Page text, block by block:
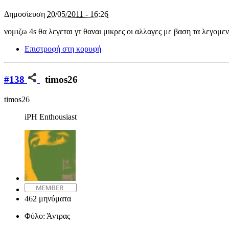
Δημοσίευση 20/05/2011 - 16:26
νομιζω 4s θα λεγεται γτ θαναι μικρες οι αλλαγες με βαση τα
Επιστροφή στη κορυφή
#138 timos26
timos26
iPH Enthousiast
462 μηνύματα
Φύλο: Άντρας